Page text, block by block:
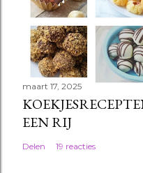
maart 17, 2025
EEN RIJ
Delen 19 reacties